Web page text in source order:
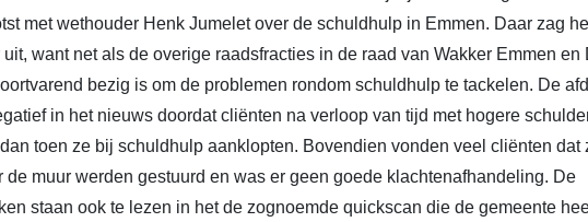
met wethouder Henk Jumelet over de schuldhulp in Emmen. Daar zag
uit, want net als de overige raadsfracties in de raad van Wakker Emmen en
bezig is om de problemen rondom schuldhulp te tackelen. De
in het nieuws doordat cliënten na verloop van tijd met hogere
toen ze bij schuldhulp aanklopten. Bovendien vonden veel cliënten dat
de muur werden gestuurd en was er geen goede klachtenafhandeling. De
staan ook te lezen in het de zognoemde quickscan die de gemeente